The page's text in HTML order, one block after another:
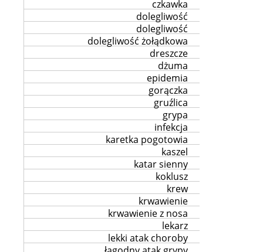
czkawka
dolegliwość
dolegliwość
dolegliwość żołądkowa
dreszcze
dżuma
epidemia
gorączka
gruźlica
grypa
infekcja
karetka pogotowia
kaszel
katar sienny
koklusz
krew
krwawienie
krwawienie z nosa
lekarz
lekki atak choroby